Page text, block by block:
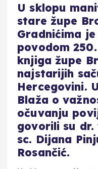
U sklopu
stare župe
Gradnićima
povodom
knjiga župe
najstarijih
Hercegovini.
Blaža o
očuvanju
govorili su
sc. Dijana
Rosančić.